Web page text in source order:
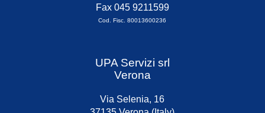
Fax 045 9211599
Cod. Fisc. 80013600236
UPA Servizi srl
Verona
Via Selenia, 16